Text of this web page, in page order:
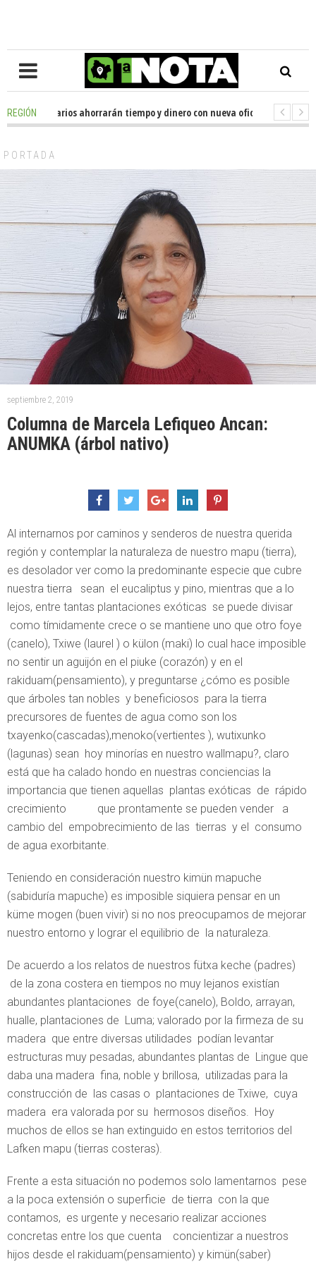
REGIÓN
de usuarios ahorrarán tiempo y dinero con nueva oficina de licencias
PORTADA
septiembre 2, 2019
Columna de Marcela Lefiqueo Ancan:
ANUMKA (árbol nativo)
Al internarnos por caminos y senderos de nuestra querida
región y contemplar la naturaleza de nuestro mapu (tierra),
es desolador ver como la predominante especie que cubre
nuestra tierra sean el eucaliptus y pino, mientras que a lo
lejos, entre tantas plantaciones exóticas se puede divisar
como tímidamente crece o se mantiene uno que otro foye
(canelo), Txiwe (laurel ) o külon (maki) lo cual hace imposible
no sentir un aguijón en el piuke (corazón) y en el
rakiduam(pensamiento), y preguntarse ¿cómo es posible
que árboles tan nobles y beneficiosos para la tierra
precursores de fuentes de agua como son los
txayenko(cascadas),menoko(vertientes ), wutixunko
(lagunas) sean hoy minorías en nuestro wallmapu?, claro
está que ha calado hondo en nuestras conciencias la
importancia que tienen aquellas plantas exóticas de rápido
crecimiento que prontamente se pueden vender a
cambio del empobrecimiento de las tierras y el consumo
de agua exorbitante.
Teniendo en consideración nuestro kimün mapuche
(sabiduría mapuche) es imposible siquiera pensar en un
küme mogen (buen vivir) si no nos preocupamos de mejorar
nuestro entorno y lograr el equilibrio de la naturaleza.
De acuerdo a los relatos de nuestros fütxa keche (padres)
de la zona costera en tiempos no muy lejanos existían
abundantes plantaciones de foye(canelo), Boldo, arrayan,
hualle, plantaciones de Luma; valorado por la firmeza de su
madera que entre diversas utilidades podían levantar
estructuras muy pesadas, abundantes plantas de Lingue que
daba una madera fina, noble y brillosa, utilizadas para la
construcción de las casas o plantaciones de Txiwe, cuya
madera era valorada por su hermosos diseños. Hoy
muchos de ellos se han extinguido en estos territorios del
Lafken mapu (tierras costeras).
Frente a esta situación no podemos solo lamentarnos pese
a la poca extensión o superficie de tierra con la que
contamos, es urgente y necesario realizar acciones
concretas entre los que cuenta concientizar a nuestros
hijos desde el rakiduam(pensamiento) y kimün(saber)